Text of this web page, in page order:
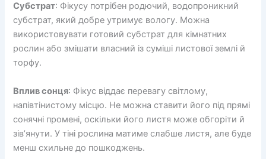
Субстрат: Фікусу потрібен родючий, водопроникний
субстрат, який добре утримує вологу. Можна
використовувати готовий субстрат для кімнатних
рослин або змішати власний із суміші листової землі й
торфу.
Вплив сонця: Фікус віддає перевагу світлому,
напівтінистому місцю. Не можна ставити його під прямі
сонячні промені, оскільки його листя може обгоріти й
зів’янути. У тіні рослина матиме слабше листя, але буде
менш схильне до пошкоджень.